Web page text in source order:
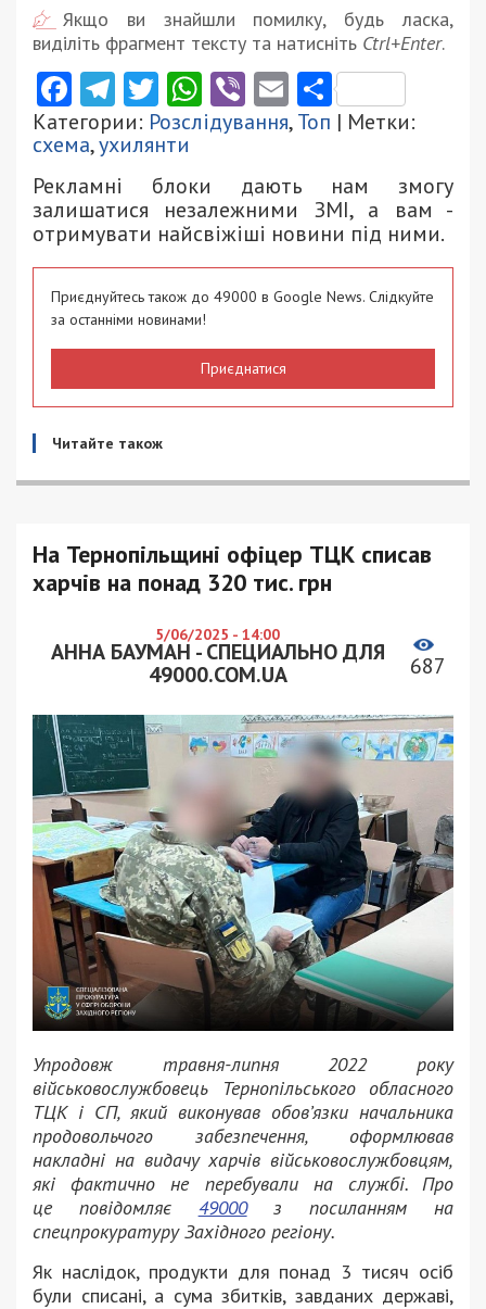
Якщо ви знайшли помилку, будь ласка,
виділіть фрагмент тексту та натисніть Ctrl+Enter.
Facebook
Telegram
Twitter
WhatsApp
ViberEmail
Категории: Розслідування,Топ | Метки:
схема,ухилянти
Рекламні блоки дають нам змогу
залишатися незалежними ЗМІ, а вам -
отримувати найсвіжіші новини під ними.
Приєднуйтесь також до 49000 в Google News. Слідкуйте
за останніми новинами!
Приєднатися
Читайте також
На Тернопільщині офіцер ТЦК списав
харчів на понад 320 тис. грн
5/06/2025 - 14:00
АННА БАУМАН - СПЕЦИАЛЬНО ДЛЯ
49000.COM.UA
687
Упродовж травня-липня 2022 року
військовослужбовець Тернопільського обласного
ТЦК і СП, який виконував обов’язки начальника
продовольчого забезпечення, оформлював
накладні на видачу харчів військовослужбовцям,
які фактично не перебували на службі. Про
це повідомляє 49000з посиланням на
спецпрокуратуру Західного регіону.
Як наслідок, продукти для понад 3 тисяч осіб
були списані, а сума збитків, завданих державі,